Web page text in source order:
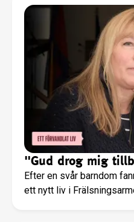
"Gud drog mig
Efter en svår barndom
ett nytt liv i